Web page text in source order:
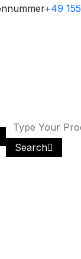
+49
Search